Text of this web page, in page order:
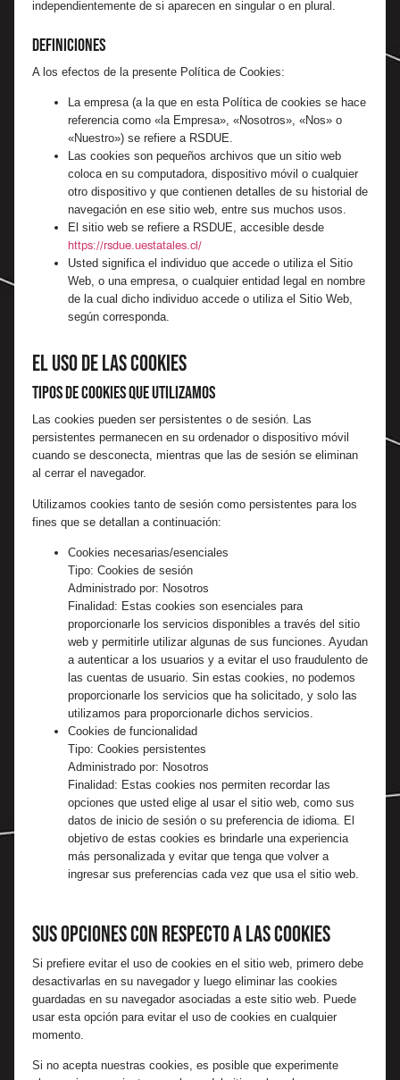
independientemente de si aparecen en singular o en plural.
Definiciones
A los efectos de la presente Política de Cookies:
La empresa (a la que en esta Política de cookies se hace
referencia como «la Empresa», «Nosotros», «Nos» o
«Nuestro») se refiere a RSDUE.
Las cookies son pequeños archivos que un sitio web
coloca en su computadora, dispositivo móvil o cualquier
otro dispositivo y que contienen detalles de su historial de
navegación en ese sitio web, entre sus muchos usos.
El sitio web se refiere a RSDUE, accesible desde
https://rsdue.uestatales.cl/
Usted significa el individuo que accede o utiliza el Sitio
Web, o una empresa, o cualquier entidad legal en nombre
de la cual dicho individuo accede o utiliza el Sitio Web,
según corresponda.
El Uso de las Cookies
Tipos de cookies que utilizamos
Las cookies pueden ser persistentes o de sesión. Las
persistentes permanecen en su ordenador o dispositivo móvil
cuando se desconecta, mientras que las de sesión se eliminan
al cerrar el navegador.
Utilizamos cookies tanto de sesión como persistentes para los
fines que se detallan a continuación:
Cookies necesarias/esenciales
Tipo: Cookies de sesión
Administrado por: Nosotros
Finalidad: Estas cookies son esenciales para
proporcionarle los servicios disponibles a través del sitio
web y permitirle utilizar algunas de sus funciones. Ayudan
a autenticar a los usuarios y a evitar el uso fraudulento de
las cuentas de usuario. Sin estas cookies, no podemos
proporcionarle los servicios que ha solicitado, y solo las
utilizamos para proporcionarle dichos servicios.
Cookies de funcionalidad
Tipo: Cookies persistentes
Administrado por: Nosotros
Finalidad: Estas cookies nos permiten recordar las
opciones que usted elige al usar el sitio web, como sus
datos de inicio de sesión o su preferencia de idioma. El
objetivo de estas cookies es brindarle una experiencia
más personalizada y evitar que tenga que volver a
ingresar sus preferencias cada vez que usa el sitio web.
Sus opciones con respecto a las cookies
Si prefiere evitar el uso de cookies en el sitio web, primero debe
desactivarlas en su navegador y luego eliminar las cookies
guardadas en su navegador asociadas a este sitio web. Puede
usar esta opción para evitar el uso de cookies en cualquier
momento.
Si no acepta nuestras cookies, es posible que experimente